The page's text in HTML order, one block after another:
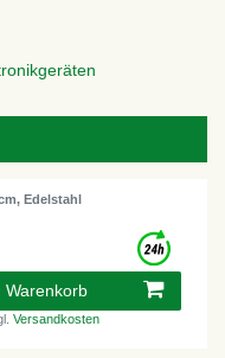
Edelstahl
Warenkorb
Versandkosten